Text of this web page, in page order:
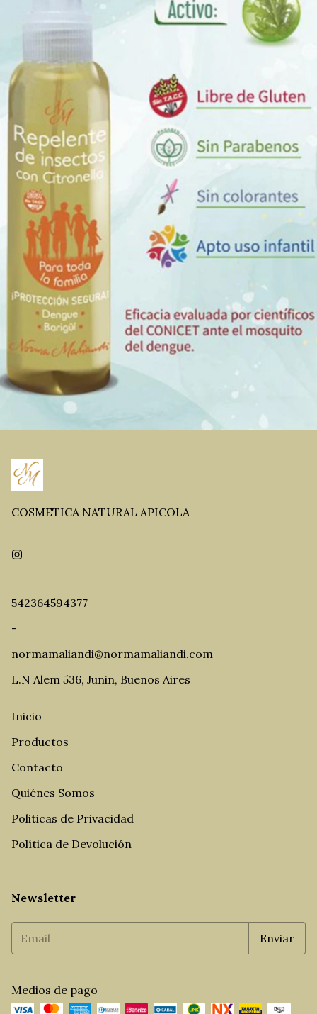
COSMETICA NATURAL APICOLA
542364594377
-
normamaliandi@normamaliandi.com
L.N Alem 536, Junin, Buenos Aires
Inicio
Productos
Contacto
Quiénes Somos
Politicas de Privacidad
Política de Devolución
Newsletter
Medios de pago